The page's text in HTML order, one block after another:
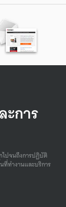
ะการ
ไปจนถึงการปฏิบัติ
ที่ทํางานและบริการ